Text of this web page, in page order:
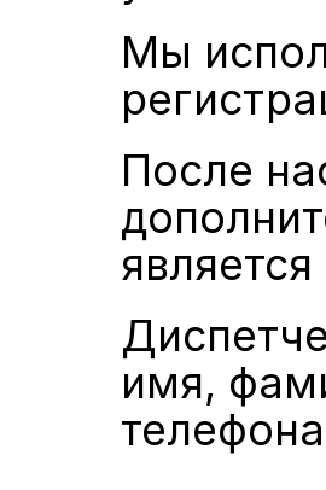
Мы
После
имя,